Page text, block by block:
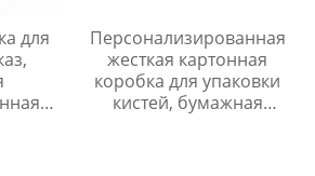
для
Персонализированная
жесткая картонная
коробка для упаковки
кистей, бумажная